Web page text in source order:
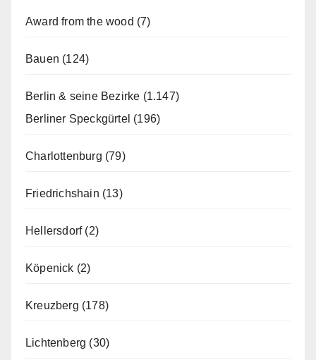
Award from the wood (7)
Bauen (124)
Berlin & seine Bezirke (1.147)
Berliner Speckgürtel (196)
Charlottenburg (79)
Friedrichshain (13)
Hellersdorf(2)
Köpenick (2)
Kreuzberg (178)
Lichtenberg (30)